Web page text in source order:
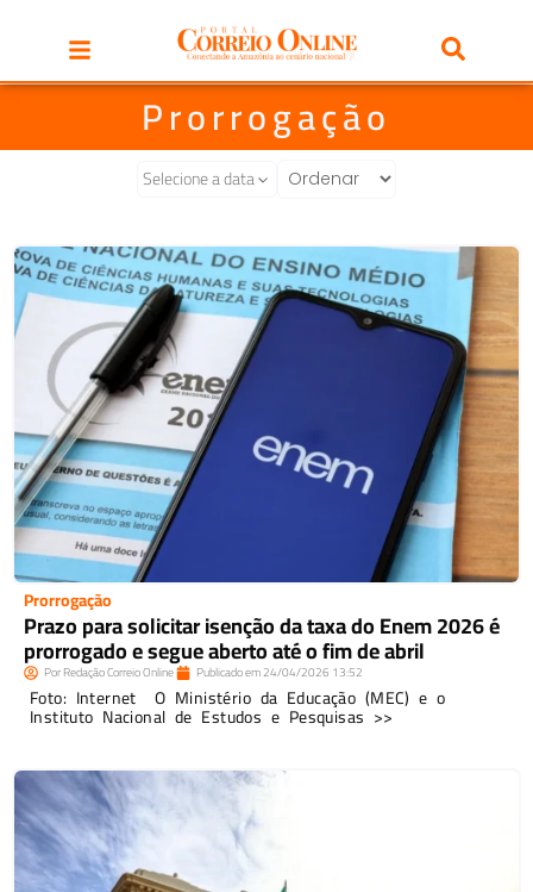
Prorrogação
Selecione a data
Prorrogação
Prazo para solicitar isenção da taxa do Enem 2026 é
prorrogado e segue aberto até o fim de abril
PorRedação Correio Online Publicado em24/04/2026 13:52
Foto: Internet O Ministério da Educação (MEC) e o
Instituto Nacional de Estudos e Pesquisas >>